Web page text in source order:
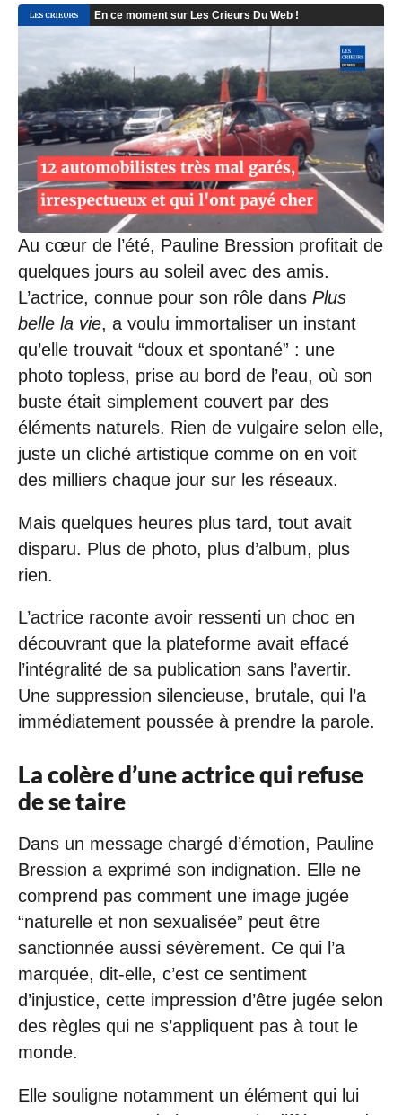
Au cœur de l’été, Pauline Bression profitait de
quelques jours au soleil avec des amis.
L’actrice, connue pour son rôle dans Plus
belle la vie, a voulu immortaliser un instant
qu’elle trouvait “doux et spontané” : une
photo topless, prise au bord de l’eau, où son
buste était simplement couvert par des
éléments naturels. Rien de vulgaire selon elle,
juste un cliché artistique comme on en voit
des milliers chaque jour sur les réseaux.
Mais quelques heures plus tard, tout avait
disparu. Plus de photo, plus d’album, plus
rien.
L’actrice raconte avoir ressenti un choc en
découvrant que la plateforme avait effacé
l’intégralité de sa publication sans l’avertir.
Une suppression silencieuse, brutale, qui l’a
immédiatement poussée à prendre la parole.
La colère d’une actrice qui refuse
de se taire
Dans un message chargé d’émotion, Pauline
Bression a exprimé son indignation. Elle ne
comprend pas comment une image jugée
“naturelle et non sexualisée” peut être
sanctionnée aussi sévèrement. Ce qui l’a
marquée, dit-elle, c’est ce sentiment
d’injustice, cette impression d’être jugée selon
des règles qui ne s’appliquent pas à tout le
monde.
Elle souligne notamment un élément qui lui